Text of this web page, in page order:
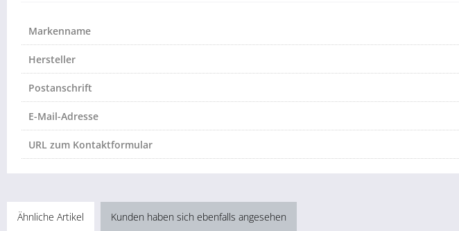
Markenname
Hersteller
Postanschrift
E-Mail-Adresse
URL zum Kontaktformular
Ähnliche Artikel Kunden haben sich ebenfalls angesehen